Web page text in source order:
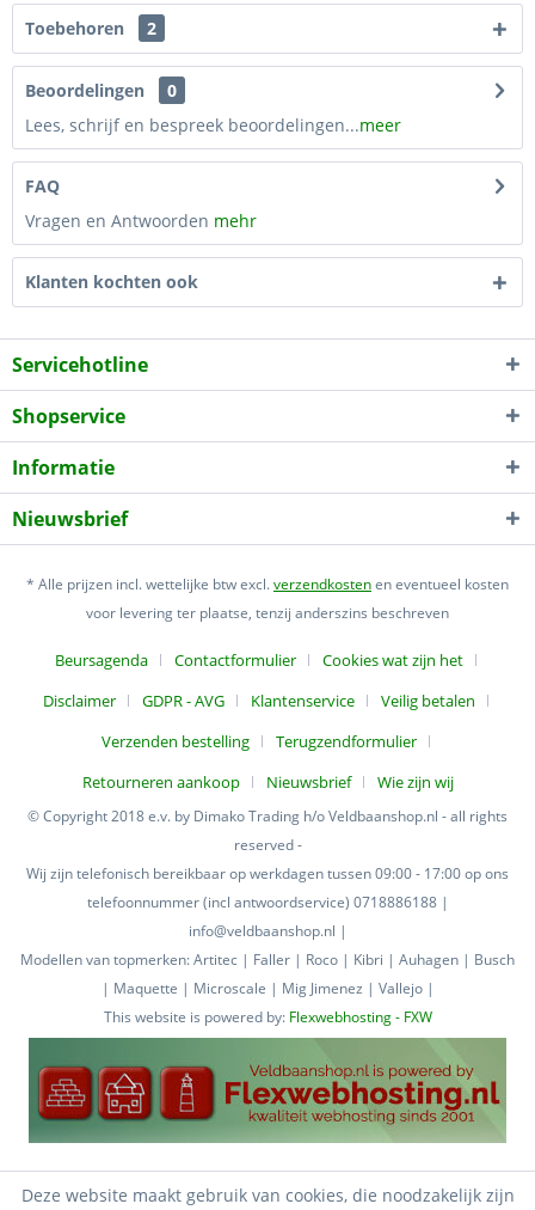
Toebehoren 2
Beoordelingen
0
Lees, schrijf en bespreek beoordelingen...meer
FAQ
Vragen en Antwoorden mehr
Klanten kochten ook
Servicehotline
Shopservice
Informatie
Nieuwsbrief
* Alle prijzen incl. wettelijke btw excl.verzendkostenen eventueel kosten
voor levering ter plaatse, tenzij anderszins beschreven
Beursagenda Contactformulier
Cookies wat zijn het
Disclaimer
GDPR - AVG Klantenservice
Veilig betalen
Verzenden bestelling
Terugzendformulier
Retourneren aankoop
Nieuwsbrief Wie zijn wij
© Copyright 2018 e.v. by Dimako Trading h/o Veldbaanshop.nl - all rights
reserved -
Wij zijn telefonisch bereikbaar op werkdagen tussen 09:00 - 17:00 op ons
telefoonnummer (incl antwoordservice) 0718886188 |
info@veldbaanshop.nl |
Modellen van topmerken: Artitec | Faller | Roco | Kibri | Auhagen | Busch
| Maquette | Microscale | Mig Jimenez | Vallejo |
This website is powered by: Flexwebhosting - FXW
Deze website maakt gebruik van cookies, die noodzakelijk zijn